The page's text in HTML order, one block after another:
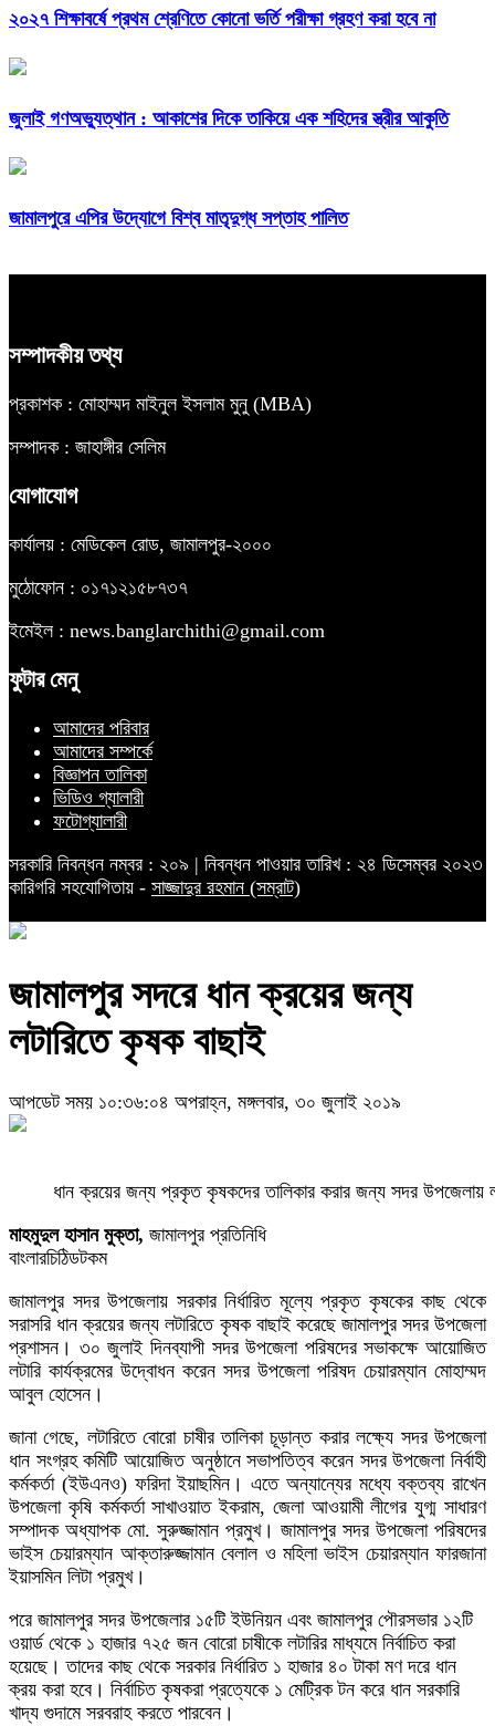
২০২৭ শিক্ষাবর্ষে প্রথম শ্রেণিতে কোনো ভর্তি পরীক্ষা গ্রহণ করা হবে না
জুলাই গণঅভ্যুত্থান : আকাশের দিকে তাকিয়ে এক শহিদের স্ত্রীর আকুতি
জামালপুরে এপির উদ্যোগে বিশ্ব মাতৃদুগ্ধ সপ্তাহ পালিত
সম্পাদকীয় তথ্য
প্রকাশক : মোহাম্মদ মাইনুল ইসলাম মুনু (MBA)
সম্পাদক : জাহাঙ্গীর সেলিম
যোগাযোগ
কার্যালয় : মেডিকেল রোড, জামালপুর-২০০০
মুঠোফোন : ০১৭১২১৫৮৭৩৭
ইমেইল : news.banglarchithi@gmail.com
ফুটার মেনু
আমাদের পরিবার
আমাদের সম্পর্কে
বিজ্ঞাপন তালিকা
ভিডিও গ্যালারী
ফটোগ্যালারী
সরকারি নিবন্ধন নম্বর : ২০৯ | নিবন্ধন পাওয়ার তারিখ : ২৪ ডিসেম্বর ২০২৩
কারিগরি সহযোগিতায় - সাজ্জাদুর রহমান (সম্রাট)
জামালপুর সদরে ধান ক্রয়ের জন্য
লটারিতে কৃষক বাছাই
আপডেট সময় ১০:৩৬:০৪ অপরাহ্ন, মঙ্গলবার, ৩০ জুলাই ২০১৯
ধান ক্রয়ের জন্য প্রকৃত কৃষকদের তালিকার করার জন্য সদর উপজেলায়
মাহমুদুল হাসান মুক্তা, জামালপুর প্রতিনিধি
বাংলারচিঠিডটকম
জামালপুর সদর উপজেলায় সরকার নির্ধারিত মূল্যে প্রকৃত কৃষকের কাছ থেকে
সরাসরি ধান ক্রয়ের জন্য লটারিতে কৃষক বাছাই করেছে জামালপুর সদর উপজেলা
প্রশাসন। ৩০ জুলাই দিনব্যাপী সদর উপজেলা পরিষদের সভাকক্ষে আয়োজিত
লটারি কার্যক্রমের উদ্বোধন করেন সদর উপজেলা পরিষদ চেয়ারম্যান মোহাম্মদ
আবুল হোসেন।
জানা গেছে, লটারিতে বোরো চাষীর তালিকা চূড়ান্ত করার লক্ষ্যে সদর উপজেলা
ধান সংগ্রহ কমিটি আয়োজিত অনুষ্ঠানে সভাপতিত্ব করেন সদর উপজেলা নির্বাহী
কর্মকর্তা (ইউএনও) ফরিদা ইয়াছমিন। এতে অন্যান্যের মধ্যে বক্তব্য রাখেন
উপজেলা কৃষি কর্মকর্তা সাখাওয়াত ইকরাম, জেলা আওয়ামী লীগের যুগ্ম সাধারণ
সম্পাদক অধ্যাপক মো. সুরুজ্জামান প্রমুখ। জামালপুর সদর উপজেলা পরিষদের
ভাইস চেয়ারম্যান আক্তারুজ্জামান বেলাল ও মহিলা ভাইস চেয়ারম্যান ফারজানা
ইয়াসমিন লিটা প্রমুখ।
পরে জামালপুর সদর উপজেলার ১৫টি ইউনিয়ন এবং জামালপুর পৌরসভার ১২টি
ওয়ার্ড থেকে ১ হাজার ৭২৫ জন বোরো চাষীকে লটারির মাধ্যমে নির্বাচিত করা
হয়েছে। তাদের কাছ থেকে সরকার নির্ধারিত ১ হাজার ৪০ টাকা মণ দরে ধান
ক্রয় করা হবে। নির্বাচিত কৃষকরা প্রত্যেকে ১ মেট্রিক টন করে ধান সরকারি
খাদ্য গুদামে সরবরাহ করতে পারবেন।